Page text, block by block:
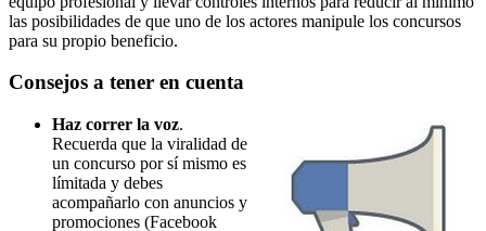
las posibilidades de que uno de los actores manipule los concursos
para su propio beneficio.
Consejos a tener en cuenta
Haz correr la voz.
Recuerda que la viralidad de
un concurso por sí mismo es
límitada y debes
acompañarlo con anuncios y
promociones (Facebook